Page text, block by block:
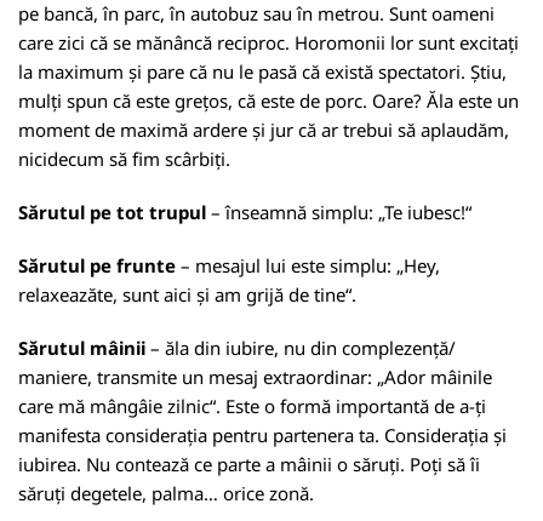
pe bancă, în parc, în autobuz sau în metrou. Sunt oameni
care zici că se mănâncă reciproc. Horomonii lor sunt excitați
la maximum și pare că nu le pasă că există spectatori. Știu,
mulți spun că este grețos, că este de porc. Oare? Ăla este un
moment de maximă ardere și jur că ar trebui să aplaudăm,
nicidecum să fim scârbiți.
Sărutul pe tot trupul – înseamnă simplu: „Te iubesc!“
Sărutul pe frunte – mesajul lui este simplu: „Hey,
relaxeazăte, sunt aici și am grijă de tine“.
Sărutul mâinii – ăla din iubire, nu din complezență/
maniere, transmite un mesaj extraordinar: „Ador mâinile
care mă mângâie zilnic“. Este o formă importantă de a-ți
manifesta considerația pentru partenera ta. Considerația și
iubirea. Nu contează ce parte a mâinii o săruți. Poți să îi
săruți degetele, palma… orice zonă.